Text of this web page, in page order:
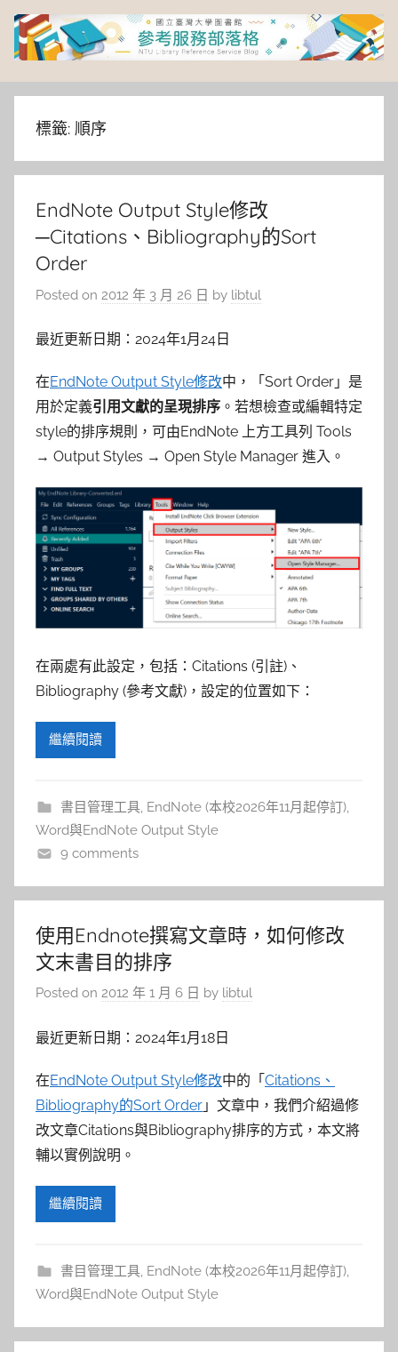
Skip
content
臺
灣
大
學
圖
書
館
參
考
服
務
部
落
格
標籤: 順序
EndNote Output Style修改
─Citations、Bibliography的Sort
Order
Posted on 2012 年 3 月 26 日 by libtul
最近更新日期：2024年1月24日
在EndNote Output Style修改中，「Sort Order」是
用於定義引用文獻的呈現排序 。若想檢查或編輯特定
style的排序規則，可由EndNote 上方工具列 Tools
→ Output Styles → Open Style Manager 進入。
在兩處有此設定，包括：Citations (引註)、
Bibliography (參考文獻)，設定的位置如下：
繼續閱讀
書目管理工具, EndNote (本校2026年11月起停訂),
Word與EndNote Output Style
9 comments
使用Endnote撰寫文章時，如何修改
文末書目的排序
Posted on 2012 年 1 月 6 日 by libtul
最近更新日期：2024年1月18日
在EndNote Output Style修改中的「Citations、
Bibliography的Sort Order 」文章中，我們介紹過修
改文章Citations與Bibliography排序的方式，本文將
輔以實例說明。
繼續閱讀
書目管理工具, EndNote (本校2026年11月起停訂),
Word與EndNote Output Style